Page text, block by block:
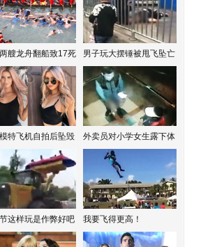
艘龙舟翻船致17死 男子玩大摆锤被甩飞坠亡
特飞机自拍后坠毁 外卖员对小学女生露下体
这样玩是作弊好吧 我要飞得更高！